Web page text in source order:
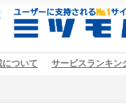
について サービスランキン